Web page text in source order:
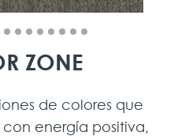
ZONE
de colores que
energía positiva,